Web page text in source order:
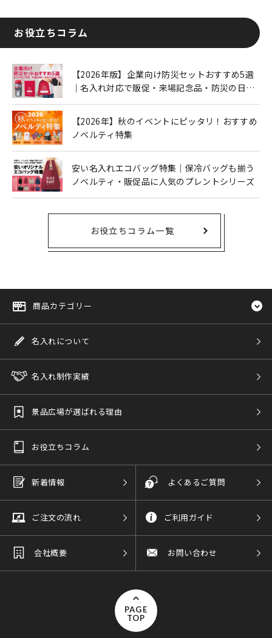
お役立ちコラム
【2026年版】企業向け防災セットおすすめ5選
｜名入れ対応で販促・来場記念品・防災の日に
【2026年】秋のイベントにピッタリ！おすすめ
ノベルティ特集
安い名入れエコバッグ特集｜保冷バッグも揃う
ノベルティ・販促品に人気のプレントシリーズ
お役立ちコラム一覧
商品カテゴリー
名入れについて
名入れ制作実績
景品広場が選ばれる理由
お役立ちコラム
新着情報 よくあるご質問
ご注文の流れ ご利用ガイド
会社概要 お問い合わせ
PAGE
TOP